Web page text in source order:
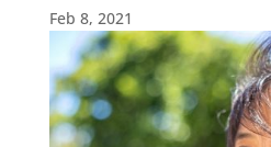
Feb 8, 2021